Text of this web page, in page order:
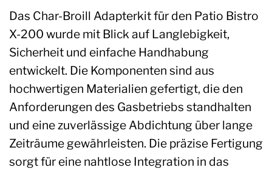
Das Char-Broill Adapterkit für den Patio Bistro
X-200 wurde mit Blick auf Langlebigkeit,
Sicherheit und einfache Handhabung
entwickelt. Die Komponenten sind aus
hochwertigen Materialien gefertigt, die den
Anforderungen des Gasbetriebs standhalten
und eine zuverlässige Abdichtung über lange
Zeiträume gewährleisten. Die präzise Fertigung
sorgt für eine nahtlose Integration in das